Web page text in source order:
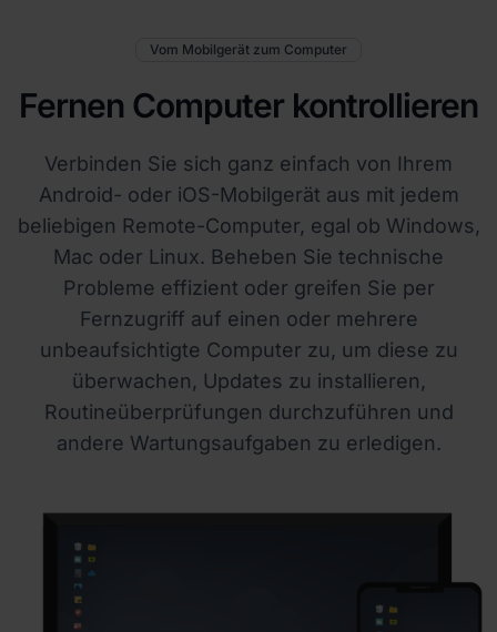
Vom Mobilgerät zum Computer
Fernen Computer kontrollieren
Verbinden Sie sich ganz einfach von Ihrem
Android- oder iOS-Mobilgerät aus mit jedem
beliebigen Remote-Computer, egal ob Windows,
Mac oder Linux. Beheben Sie technische
Probleme effizient oder greifen Sie per
Fernzugriff auf einen oder mehrere
unbeaufsichtigte Computer zu, um diese zu
überwachen, Updates zu installieren,
Routineüberprüfungen durchzuführen und
andere Wartungsaufgaben zu erledigen.